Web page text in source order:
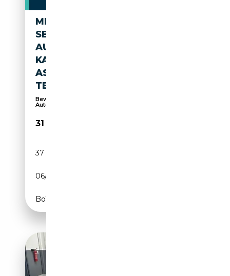
MERCEDES-BENZ CLS 250 CLA
SB PROGRESSIVE 250E PHEV
AUT. *HIGH PERF LED / NAVI /
KAMERA / ACC / VIRTUELL /
ASSISTENZPAKET /
TEILLEDER-KOMFORTSIT
Bewertungssieger 2019, 2021, 2023 & 2024! 700
Auto...
31 880€
37 500 km
06/2023
Boîte automatique